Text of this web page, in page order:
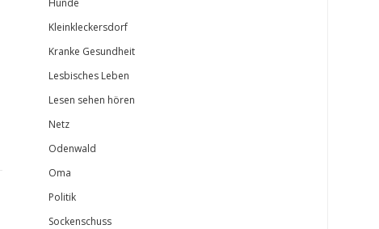
Hunde
Kleinkleckersdorf
Kranke Gesundheit
Lesbisches Leben
Lesen sehen hören
Netz
Odenwald
Oma
Politik
Sockenschuss